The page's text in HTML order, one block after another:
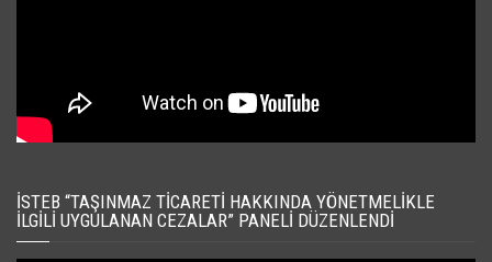
İSTEB “TAŞINMAZ TICARETI HAKKINDA YÖNETMELIKLE
İLGILI UYGULANAN CEZALAR” PANELI DÜZENLENDI